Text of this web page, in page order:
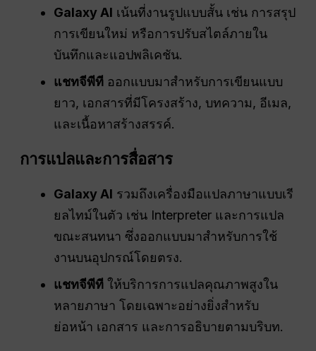
Galaxy AI เน้นที่งานรูปแบบสั้น เช่น การสรุป
การเขียนใหม่ หรือการปรับสไตล์ภายใน
บันทึกและแอปพลิเคชัน.
แชทจีพีที ออกแบบมาสำหรับการเขียนแบบ
ยาว, เอกสารที่มีโครงสร้าง, บทความ, อีเมล,
และเนื้อหาสร้างสรรค์.
การแปลและการสื่อสาร
Galaxy AI รวมถึงเครื่องมือแปลภาษาแบบเรี
ยลไทม์ในตัว เช่น Interpreter และการแปล
ขณะสนทนา ซึ่งออกแบบมาสำหรับการใช้
งานบนอุปกรณ์โดยตรง.
แชทจีพีที ให้บริการการแปลคุณภาพสูงใน
หลายภาษา โดยเฉพาะอย่างยิ่งสำหรับ
ย่อหน้า เอกสาร และการอธิบายตามบริบท.